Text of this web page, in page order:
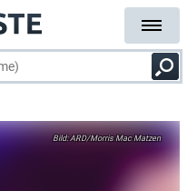
ARD/Morris Mac Matzen